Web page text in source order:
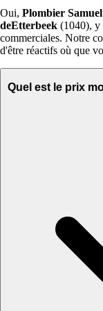
Oui, Plombier Samuel
deEtterbeek (1040), y
commerciales. Notre
d'être réactifs où que
Quel est le prix